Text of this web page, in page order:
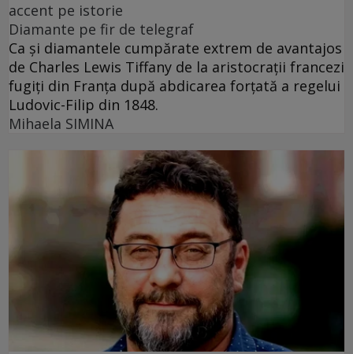
accent pe istorie
Diamante pe fir de telegraf
Ca și diamantele cumpărate extrem de avantajos
de Charles Lewis Tiffany de la aristocrații francezi
fugiți din Franța după abdicarea forțată a regelui
Ludovic-Filip din 1848.
Mihaela SIMINA